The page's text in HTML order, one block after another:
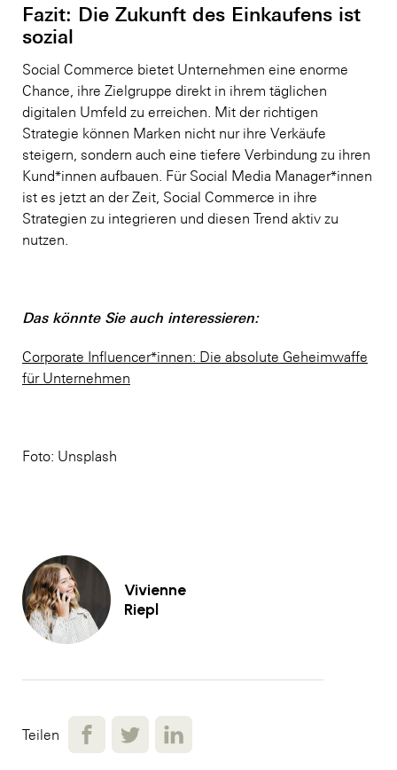
Fazit: Die Zukunft des Einkaufens ist
sozial
Social Commerce bietet Unternehmen eine enorme
Chance, ihre Zielgruppe direkt in ihrem täglichen
digitalen Umfeld zu erreichen. Mit der richtigen
Strategie können Marken nicht nur ihre Verkäufe
steigern, sondern auch eine tiefere Verbindung zu ihren
Kund*innen aufbauen. Für Social Media Manager*innen
ist es jetzt an der Zeit, Social Commerce in ihre
Strategien zu integrieren und diesen Trend aktiv zu
nutzen.
Das könnte Sie auch interessieren:
Corporate Influencer*innen: Die absolute Geheimwaffe
für Unternehmen
Foto: Unsplash
Vivienne
Riepl
Teilen